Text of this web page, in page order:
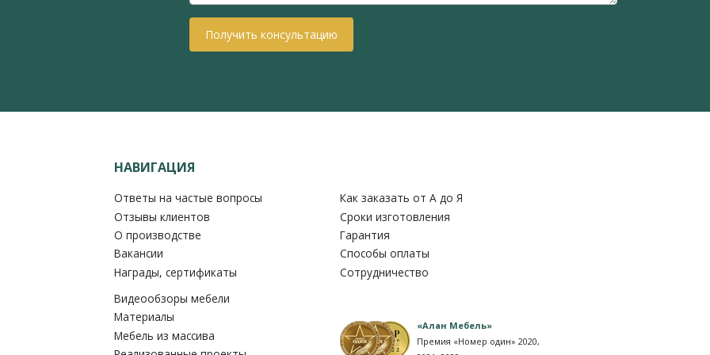
Получить консультацию
НАВИГАЦИЯ
Ответы на частые вопросы
Отзывы клиентов
О производстве
Вакансии
Награды, сертификаты
Видеообзоры мебели
Материалы
Мебель из массива
Как заказать от A до Я
Сроки изготовления
Гарантия
Способы оплаты
Сотрудничество
«Алан Мебель»
Премия «Номер один» 2020,